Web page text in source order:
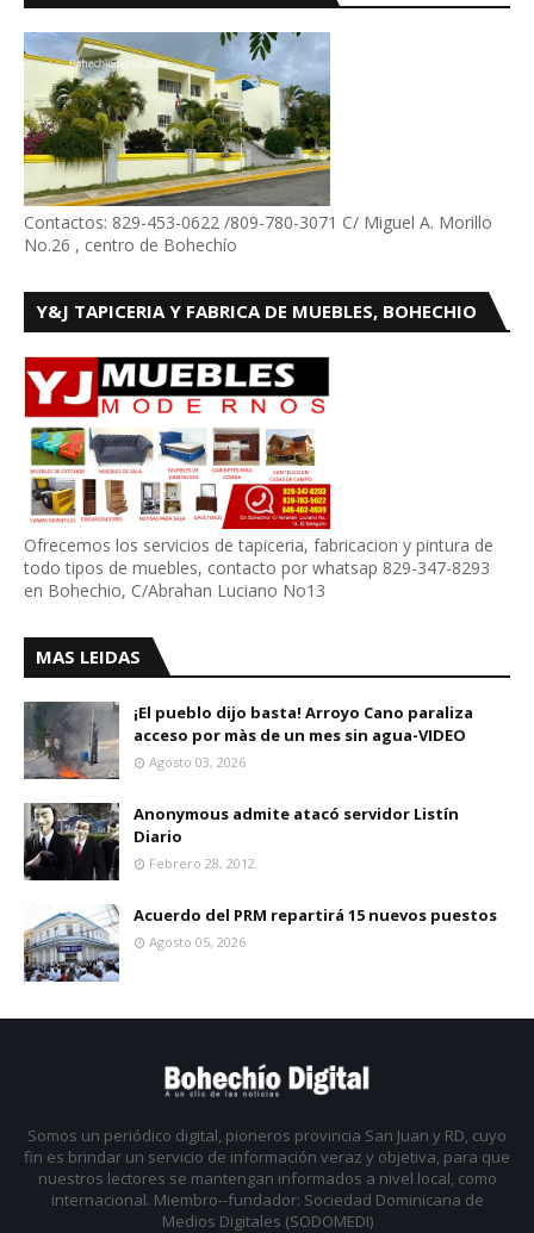
Contactos: 829-453-0622 /809-780-3071 C/ Miguel A. Morillo
No.26 , centro de Bohechío
Y&J TAPICERIA Y FABRICA DE MUEBLES, BOHECHIO
Ofrecemos los servicios de tapiceria, fabricacion y pintura de
todo tipos de muebles, contacto por whatsap 829-347-8293
en Bohechio, C/Abrahan Luciano No13
MAS LEIDAS
¡El pueblo dijo basta! Arroyo Cano paraliza
acceso por màs de un mes sin agua-VIDEO
Agosto 03, 2026
Anonymous admite atacó servidor Listín
Diario
Febrero 28, 2012
Acuerdo del PRM repartirá 15 nuevos puestos
Agosto 05, 2026
Somos un periódico digital, pioneros provincia San Juan y RD, cuyo
fin es brindar un servicio de información veraz y objetiva, para que
nuestros lectores se mantengan informados a nivel local, como
internacional. Miembro--fundador: Sociedad Dominicana de
Medios Digitales (SODOMEDI)